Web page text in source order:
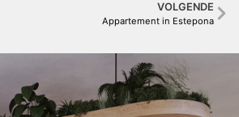
VOLGENDE
Appartement in Estepona